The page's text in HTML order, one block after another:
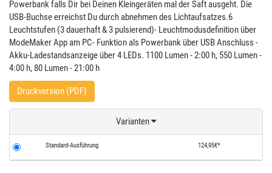
Powerbank falls Dir bei Deinen Kleingeräten mal der Saft ausgeht. Die
USB-Buchse erreichst Du durch abnehmen des Lichtaufsatzes.6
Leuchtstufen (3 dauerhaft & 3 pulsierend)- Leuchtmodusdefinition über
ModeMaker App am PC- Funktion als Powerbank über USB Anschluss -
Akku-Ladestandsanzeige über 4 LEDs. 1100 Lumen - 2:00 h, 550 Lumen -
4:00 h, 80 Lumen - 21:00 h
Druckversion (PDF)
Varianten
Standard-Ausführung 124,95€*